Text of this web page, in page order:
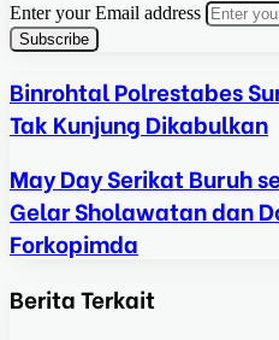
Enter your Email address
Binrohtal Polrestabes
Tak Kunjung Dikabulkan
May Day Serikat Buruh
Gelar Sholawatan dan
Forkopimda
Berita Terkait